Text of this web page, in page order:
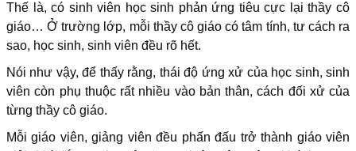
Thế là, có sinh viên học sinh phản ứng tiêu cực lại thầy cô
giáo… Ở trường lớp, mỗi thầy cô giáo có tâm tính, tư cách ra
sao, học sinh, sinh viên đều rõ hết.
Nói như vậy, để thấy rằng, thái độ ứng xử của học sinh, sinh
viên còn phụ thuộc rất nhiều vào bản thân, cách đối xử của
từng thầy cô giáo.
Mỗi giáo viên, giảng viên đều phấn đấu trở thành giáo viên